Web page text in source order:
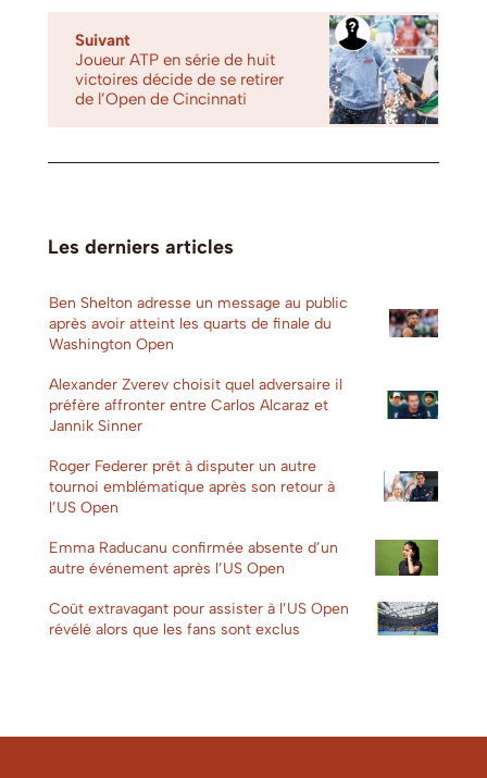
Suivant
Joueur ATP en série de huit
victoires décide de se retirer
de l’Open de Cincinnati
Les derniers articles
Ben Shelton adresse un message au public
après avoir atteint les quarts de finale du
Washington Open
Alexander Zverev choisit quel adversaire il
préfère affronter entre Carlos Alcaraz et
Jannik Sinner
Roger Federer prêt à disputer un autre
tournoi emblématique après son retour à
l’US Open
Emma Raducanu confirmée absente d’un
autre événement après l’US Open
Coût extravagant pour assister à l’US Open
révélé alors que les fans sont exclus